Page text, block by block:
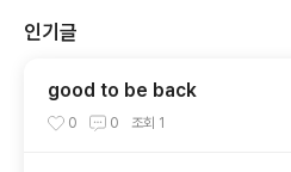
인기글
good to be back
0 0 조회 1